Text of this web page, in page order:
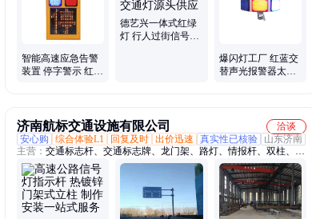
杆标志牌、控制机生产商、智能信号控制、联网信号控制、智能交通
控制、交通铝制标牌
智能高速应急告警
装置 停字警示 红蓝
德艺兴一体式红绿
灯 行人过街信号灯
爆闪灯工厂 红蓝交
替声光报警器太阳
济南航标交通设施有限公司
洽谈
安心购
综合体验L1 回复及时 出价迅速 真实性已核验
山东济南
主营： 交通标志杆、交通标志牌、龙门架、路灯、情报杆、双柱、悬
臂